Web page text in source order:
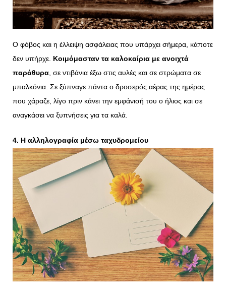
Ο φόβος και η έλλειψη ασφάλειας που υπάρχει σήμερα, κάποτε
δεν υπήρχε. Κοιμόμασταν τα καλοκαίρια με ανοιχτά
παράθυρα, σε ντιβάνια έξω στις αυλές και σε στρώματα σε
μπαλκόνια. Σε ξύπναγε πάντα ο δροσερός αέρας της ημέρας
που χάραζε, λίγο πριν κάνει την εμφάνισή του ο ήλιος και σε
αναγκάσει να ξυπνήσεις για τα καλά.
4. Η αλληλογραφία μέσω ταχυδρομείου